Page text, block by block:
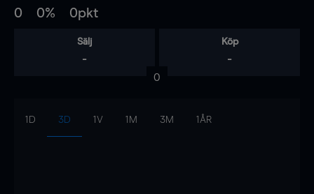
0 0% 0pkt
Sälj
-
Köp
-
0
1D 3D 1V 1M 3M 1ÅR